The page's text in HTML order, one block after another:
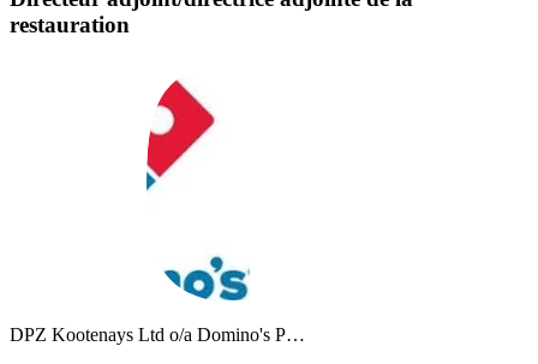
restauration
DPZ Kootenays Ltd o/a Domino's P…